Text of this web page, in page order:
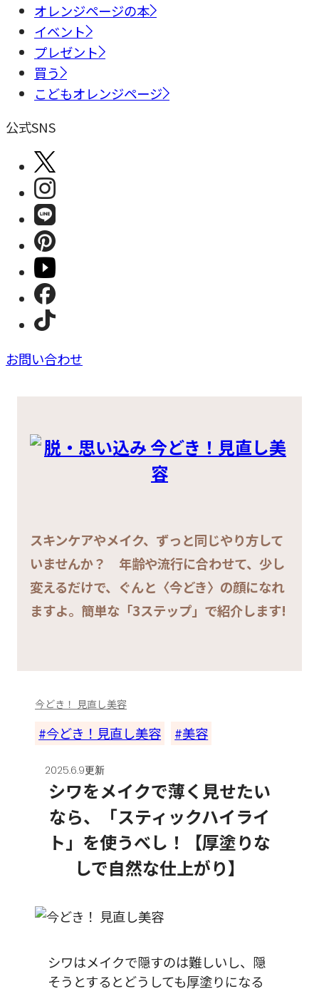
オレンジページの本
イベント
プレゼント
買う
こどもオレンジページ
公式SNS
お問い合わせ
スキンケアやメイク、ずっと同じやり方して
いませんか？ 年齢や流行に合わせて、少し
変えるだけで、ぐんと〈今どき〉の顔になれ
ますよ。簡単な「3ステップ」で紹介します!
今どき！ 見直し美容
今どき！見直し美容 美容
2025.6.9更新
シワをメイクで薄く見せたい
なら、「スティックハイライ
ト」を使うべし！【厚塗りな
しで自然な仕上がり】
シワはメイクで隠すのは難しいし、隠
そうとするとどうしても厚塗りになる